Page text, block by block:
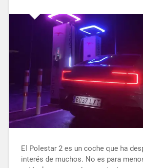
El Polestar 2 es un coche que ha
interés de muchos. No es para